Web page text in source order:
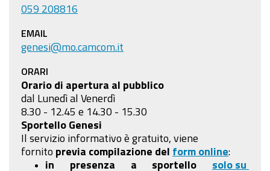
059 208816
EMAIL
genesi@mo.camcom.it
ORARI
Orario di apertura al pubblico
dal Lunedì al Venerdì
8.30 - 12.45 e 14.30 - 15.30
Sportello Genesi
Il servizio informativo è gratuito, viene
fornito previa compilazione del form online:
in presenza a sportello solo su